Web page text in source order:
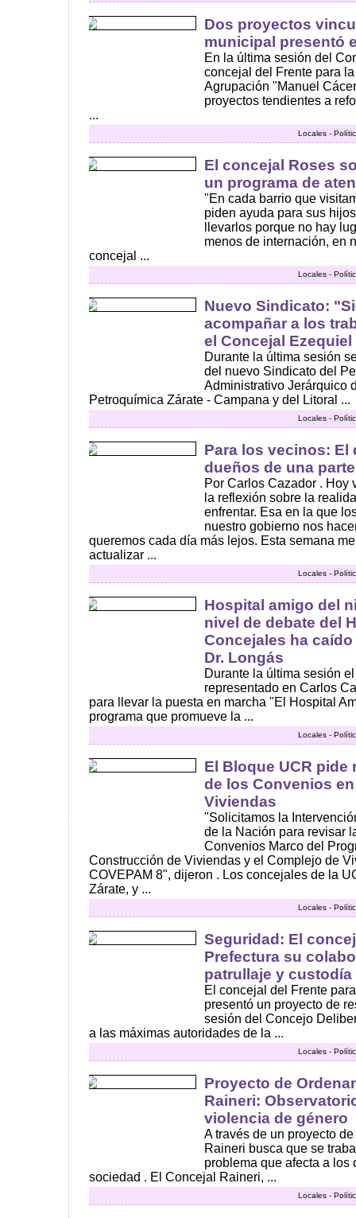
Dos proyectos
municipal presentó
En la última sesión del
concejal del Frente para
Agrupación "Manuel
proyectos tendientes a
...
Locales -
El concejal Roses
un programa de
"En cada barrio que
piden ayuda para sus
llevarlos porque no hay
menos de internación, en
concejal ...
Locales -
Nuevo Sindicato:
acompañar a los
el Concejal Ezequiel
Durante la última sesión
del nuevo Sindicato del
Administrativo Jerárquico
Petroquímica Zárate - Campana y del Litoral ...
Locales -
Para los vecinos: El
dueños de una
Por Carlos Cazador . Hoy
la reflexión sobre la
enfrentar. Esa en la que
nuestro gobierno nos
queremos cada día más lejos. Esta semana
actualizar ...
Locales -
Hospital amigo del
nivel de debate del
Concejales ha
Dr. Longás
Durante la última sesión
representado en Carlos
para llevar la puesta en marcha "El Hospital
programa que promueve la ...
Locales -
El Bloque UCR
de los Convenios
Viviendas
"Solicitamos la
de la Nación para revisar
Convenios Marco del
Construcción de Viviendas y el Complejo de
COVEPAM 8", dijeron . Los concejales de la
Zárate, y ...
Locales -
Seguridad: El
Prefectura su
patrullaje y
El concejal del Frente
presentó un proyecto de
sesión del Concejo
a las máximas autoridades de la ...
Locales -
Proyecto de
Raineri:
violencia de género
A través de un proyecto
Raineri busca que se
problema que afecta a los
sociedad . El Concejal Raineri, ...
Locales -